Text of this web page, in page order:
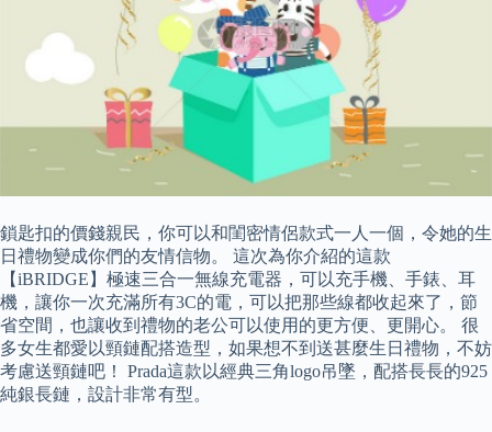
鎖匙扣的價錢親民，你可以和閨密情侶款式一人一個，令她的生
日禮物變成你們的友情信物。 這次為你介紹的這款
【iBRIDGE】極速三合一無線充電器，可以充手機、手錶、耳
機，讓你一次充滿所有3C的電，可以把那些線都收起來了，節
省空間，也讓收到禮物的老公可以使用的更方便、更開心。 很
多女生都愛以頸鏈配搭造型，如果想不到送甚麼生日禮物，不妨
考慮送頸鏈吧！ Prada這款以經典三角logo吊墜，配搭長長的925
純銀長鏈，設計非常有型。